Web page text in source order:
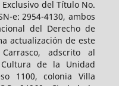
del Título No.
e: 2954-4130, ambos
del Derecho de
actualización de este
adscrito al
de la Unidad
1100, colonia Villa